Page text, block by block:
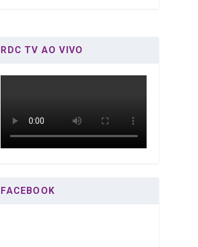
RDC TV AO VIVO
FACEBOOK